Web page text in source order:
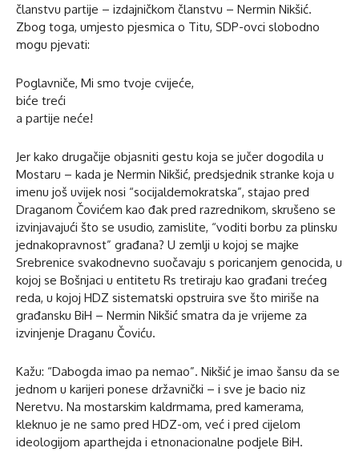
članstvu partije – izdajničkom članstvu – Nermin Nikšić.
Zbog toga, umjesto pjesmica o Titu, SDP-ovci slobodno
mogu pjevati:
Poglavniče, Mi smo tvoje cvijeće,
biće treći
a partije neće!
Jer kako drugačije objasniti gestu koja se jučer dogodila u
Mostaru – kada je Nermin Nikšić, predsjednik stranke koja u
imenu još uvijek nosi “socijaldemokratska”, stajao pred
Draganom Čovićem kao đak pred razrednikom, skrušeno se
izvinjavajući što se usudio, zamislite, “voditi borbu za plinsku
jednakopravnost” građana? U zemlji u kojoj se majke
Srebrenice svakodnevno suočavaju s poricanjem genocida, u
kojoj se Bošnjaci u entitetu Rs tretiraju kao građani trećeg
reda, u kojoj HDZ sistematski opstruira sve što miriše na
građansku BiH – Nermin Nikšić smatra da je vrijeme za
izvinjenje Draganu Čoviću.
Kažu: “Dabogda imao pa nemao”. Nikšić je imao šansu da se
jednom u karijeri ponese državnički – i sve je bacio niz
Neretvu. Na mostarskim kaldrmama, pred kamerama,
kleknuo je ne samo pred HDZ-om, već i pred cijelom
ideologijom aparthejda i etnonacionalne podjele BiH.